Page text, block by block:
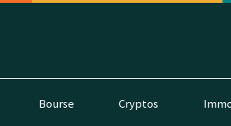
Bourse Cryptos